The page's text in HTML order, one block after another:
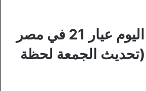
سعر الذهب اليوم عيار 21 في مصر
(تحديث الجمعة لحظة